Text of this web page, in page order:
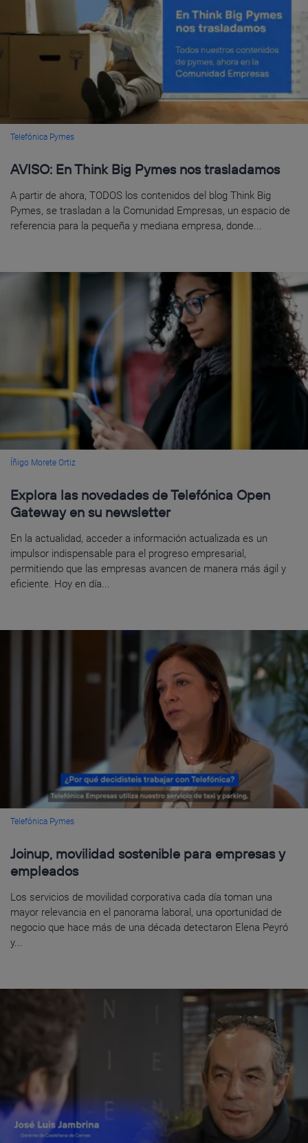
Telefónica Pymes
AVISO: En Think Big Pymes nos trasladamos
A partir de ahora, TODOS los contenidos del blog Think Big
Pymes, se trasladan a la Comunidad Empresas, un espacio de
referencia para la pequeña y mediana empresa, donde...
Íñigo Morete Ortiz
Explora las novedades de Telefónica Open
Gateway en su newsletter
En la actualidad, acceder a información actualizada es un
impulsor indispensable para el progreso empresarial,
permitiendo que las empresas avancen de manera más ágil y
eficiente. Hoy en día...
Telefónica Pymes
Joinup, movilidad sostenible para empresas y
empleados
Los servicios de movilidad corporativa cada día toman una
mayor relevancia en el panorama laboral, una oportunidad de
negocio que hace más de una década detectaron Elena Peyró
y...